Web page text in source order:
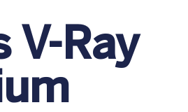
V-Ray